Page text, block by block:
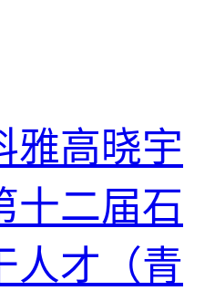
雅高晓宇
十二届石
人才（青